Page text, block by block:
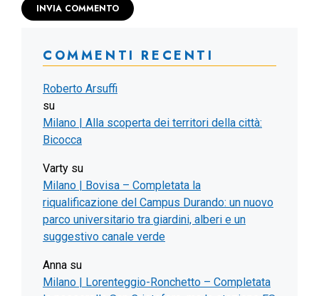
COMMENTI RECENTI
Roberto Arsuffi
su
Milano | Alla scoperta dei territori della città:
Bicocca
Varty su
Milano | Bovisa – Completata la
riqualificazione del Campus Durando: un nuovo
parco universitario tra giardini, alberi e un
suggestivo canale verde
Anna su
Milano | Lorenteggio-Ronchetto – Completata